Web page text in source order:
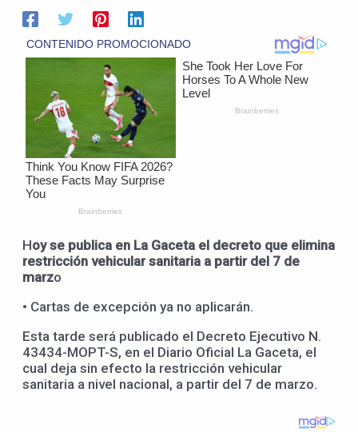
Hoy se publica en La Gaceta el decreto que elimina
restricción vehicular sanitaria a partir del 7 de
marzo
• Cartas de excepción ya no aplicarán.
Esta tarde será publicado el Decreto Ejecutivo N.
43434-MOPT-S, en el Diario Oficial La Gaceta, el
cual deja sin efecto la restricción vehicular
sanitaria a nivel nacional, a partir del 7 de marzo.